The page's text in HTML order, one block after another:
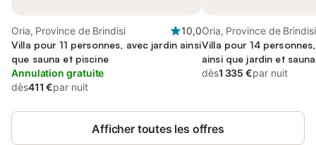
Oria, Province de Brindisi
10,0
Villa pour 11 personnes, avec jardin ainsi
que sauna et piscine
Annulation gratuite
dès411 €par nuit
Oria, Province de Brindisi
Villa pour 14
ainsi que jardin et sauna
dès1 335 €par nuit
Afficher toutes les offres